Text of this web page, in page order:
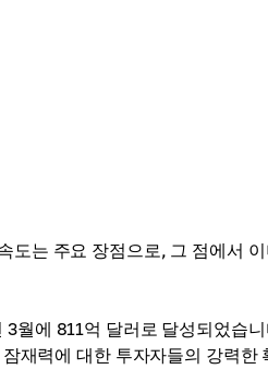
도는 주요 장점으로, 그 점에서 이
월에 811억 달러로 달성되었습
재력에 대한 투자자들의 강력한